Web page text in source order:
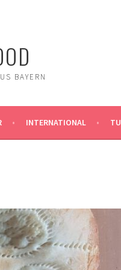
BAYERN
INTERNATIONAL